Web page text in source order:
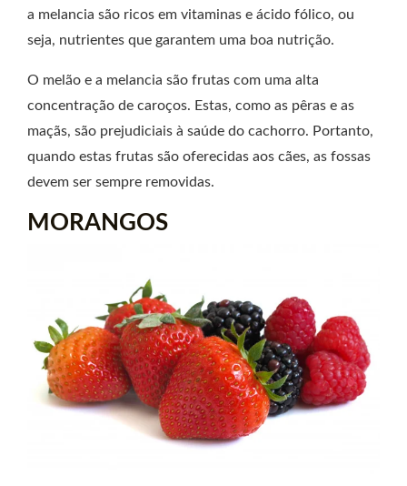
a melancia são ricos em vitaminas e ácido fólico, ou
seja, nutrientes que garantem uma boa nutrição.
O melão e a melancia são frutas com uma alta
concentração de caroços. Estas, como as pêras e as
maçãs, são prejudiciais à saúde do cachorro. Portanto,
quando estas frutas são oferecidas aos cães, as fossas
devem ser sempre removidas.
MORANGOS